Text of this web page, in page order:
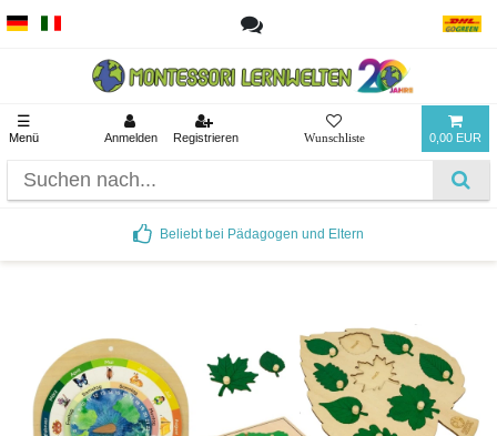
☰
Menü Anmelden Registrieren 0,00 EUR
Beliebt bei Pädagogen und Eltern